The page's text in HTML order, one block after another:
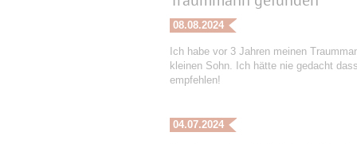
08.08.2024
Ich habe vor 3 Jahren meinen
kleinen Sohn. Ich hätte nie gedacht
empfehlen!
04.07.2024